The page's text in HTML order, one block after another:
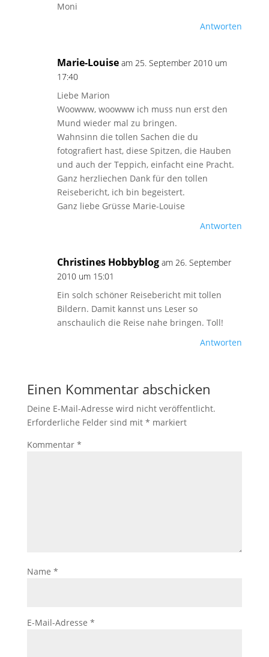
Moni
Antworten
Marie-Louise am 25. September 2010 um
17:40
Liebe Marion
Woowww, woowww ich muss nun erst den
Mund wieder mal zu bringen.
Wahnsinn die tollen Sachen die du
fotografiert hast, diese Spitzen, die Hauben
und auch der Teppich, einfacht eine Pracht.
Ganz herzliechen Dank für den tollen
Reisebericht, ich bin begeistert.
Ganz liebe Grüsse Marie-Louise
Antworten
Christines Hobbyblog am 26. September
2010 um 15:01
Ein solch schöner Reisebericht mit tollen
Bildern. Damit kannst uns Leser so
anschaulich die Reise nahe bringen. Toll!
Antworten
Einen Kommentar abschicken
Deine E-Mail-Adresse wird nicht veröffentlicht.
Erforderliche Felder sind mit * markiert
Kommentar *
Name *
E-Mail-Adresse *